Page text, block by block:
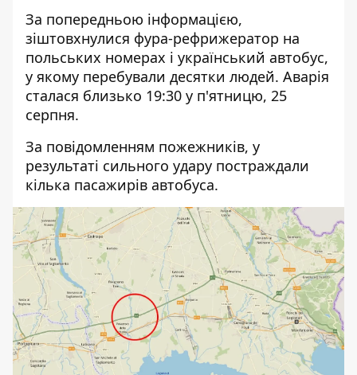
За попередньою інформацією,
зіштовхнулися фура-рефрижератор на
польських номерах і український автобус,
у якому перебували десятки людей. Аварія
сталася близько 19:30 у п'ятницю, 25
серпня.
За повідомленням пожежників, у
результаті сильного удару постраждали
кілька пасажирів автобуса.